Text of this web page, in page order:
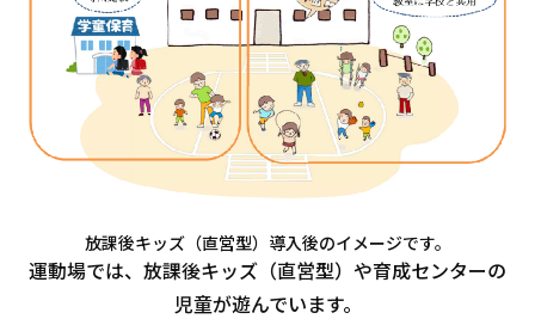
放課後キッズ（直営型）導入後のイメージです。
運動場では、放課後キッズ（直営型）や育成センターの
児童が遊んでいます。